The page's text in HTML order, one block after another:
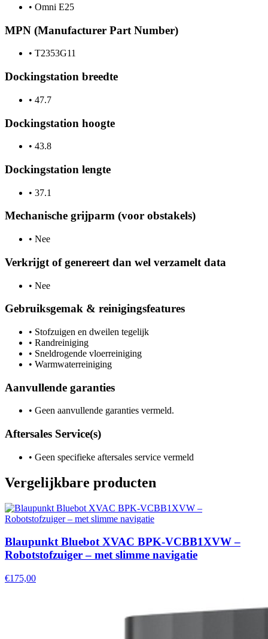
• Omni E25
MPN (Manufacturer Part Number)
• T2353G11
Dockingstation breedte
• 47.7
Dockingstation hoogte
• 43.8
Dockingstation lengte
• 37.1
Mechanische grijparm (voor obstakels)
• Nee
Verkrijgt of genereert dan wel verzamelt data
• Nee
Gebruiksgemak & reinigingsfeatures
• Stofzuigen en dweilen tegelijk
• Randreiniging
• Sneldrogende vloerreiniging
• Warmwaterreiniging
Aanvullende garanties
• Geen aanvullende garanties vermeld.
Aftersales Service(s)
• Geen specifieke aftersales service vermeld
Vergelijkbare producten
Blaupunkt Bluebot XVAC BPK-VCBB1XVW –
Robotstofzuiger – met slimme navigatie
€175,00